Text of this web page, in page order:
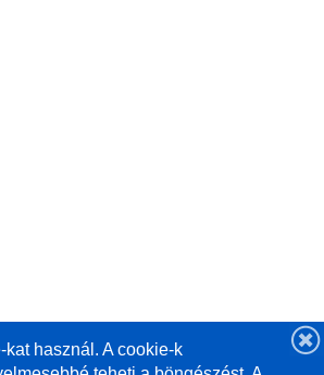
használ. A cookie-k